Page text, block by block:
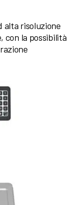
alta risoluzione
con la possibilità